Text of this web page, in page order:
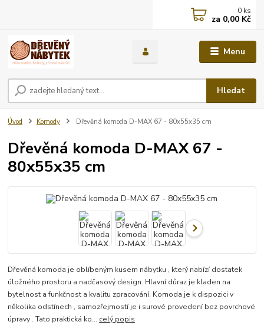
Menu
Hledat
0 ks
za 0,00 Kč
Úvod Komody Dřevěná komoda D-MAX 67 - 80x55x35 cm
Dřevěná komoda D-MAX 67 -
80x55x35 cm
Dřevěná komoda je oblíbeným kusem nábytku , který nabízí dostatek
úložného prostoru a nadčasový design. Hlavní důraz je kladen na
bytelnost a funkčnost a kvalitu zpracování. Komoda je k dispozici v
několika odstínech , samozřejmostí je i surové provedení bez povrchové
úpravy . Tato praktická ko... celý popis